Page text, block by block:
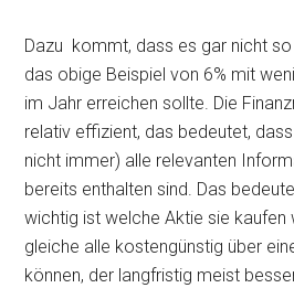
Dazu kommt, dass es gar nicht
das obige Beispiel von 6% mit
im Jahr erreichen sollte. Die
relativ effizient, das bedeutet,
nicht immer) alle relevanten
bereits enthalten sind. Das
wichtig ist welche Aktie sie kaufen
gleiche alle kostengünstig über
können, der langfristig meist